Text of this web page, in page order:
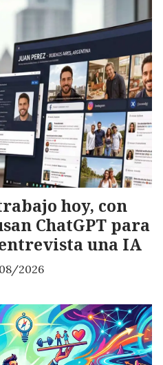
hoy, con
ChatGPT para
una IA
2026